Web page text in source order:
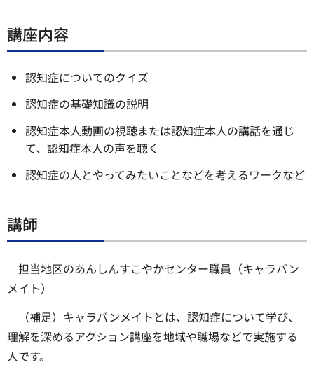
講座内容
認知症についてのクイズ
認知症の基礎知識の説明
認知症本人動画の視聴または認知症本人の講話を通じ
て、認知症本人の声を聴く
認知症の人とやってみたいことなどを考えるワークなど
講師
担当地区のあんしんすこやかセンター職員（キャラバン
メイト）
（補足）キャラバンメイトとは、認知症について学び、
理解を深めるアクション講座を地域や職場などで実施する
人です。